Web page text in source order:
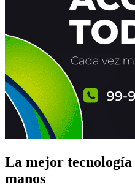
La mejor tecnología
manos